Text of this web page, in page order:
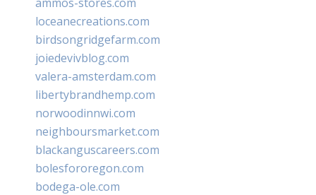
loceanecreations.com
birdsongridgefarm.com
joiedevivblog.com
valera-amsterdam.com
libertybrandhemp.com
norwoodinnwi.com
neighboursmarket.com
blackanguscareers.com
bolesfororegon.com
bodega-ole.com